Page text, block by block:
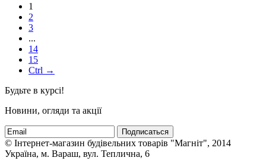
1
2
3
...
14
15
Ctrl →
Будьте в курсі!
Новини, огляди та акції
Подписаться
© Інтернет-магазин будівельних товарів "Магніт", 2014
Україна, м. Вараш, вул. Теплична, 6